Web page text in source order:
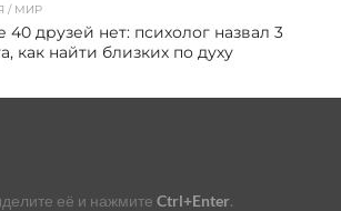
/ МИР
40 друзей нет: психолог назвал 3
как найти близких по духу
её и нажмите Ctrl+Enter.